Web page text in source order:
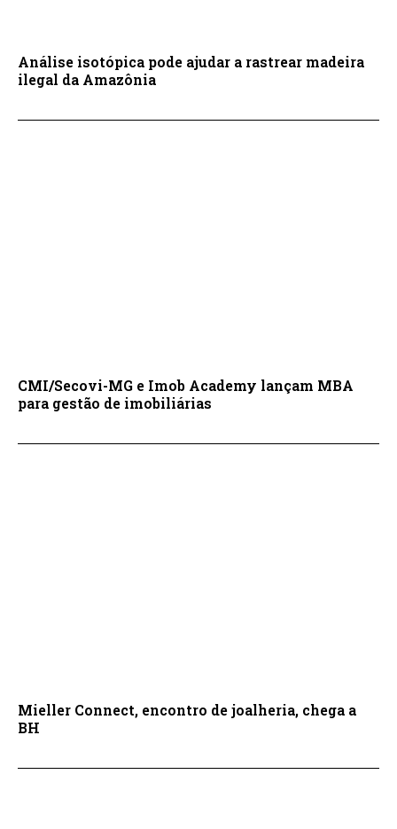
Análise isotópica pode ajudar a rastrear madeira
ilegal da Amazônia
CMI/Secovi-MG e Imob Academy lançam MBA
para gestão de imobiliárias
Mieller Connect, encontro de joalheria, chega a
BH